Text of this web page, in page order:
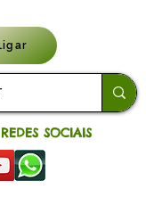
SOCIAIS